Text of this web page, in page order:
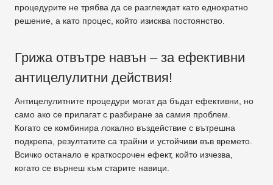
процедурите не трябва да се разглеждат като еднократно
решение, а като процес, който изисква постоянство.
Грижа отвътре навън – за ефективни
антицелулитни действия!
Антицелулитните процедури могат да бъдат ефективни, но
само ако се прилагат с разбиране за самия проблем.
Когато се комбинира локално въздействие с вътрешна
подкрепа, резултатите са трайни и устойчиви във времето.
Всичко останало е краткосрочен ефект, който изчезва,
когато се върнеш към старите навици.